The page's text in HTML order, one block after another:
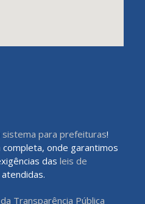
sistema para prefeituras!
completa, onde garantimos
das leis de
Transparência Pública